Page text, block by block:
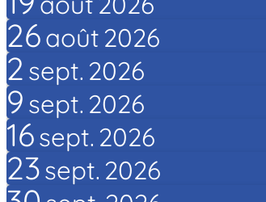
26août 2026
2 sept. 2026
9 sept. 2026
16sept. 2026
23sept. 2026